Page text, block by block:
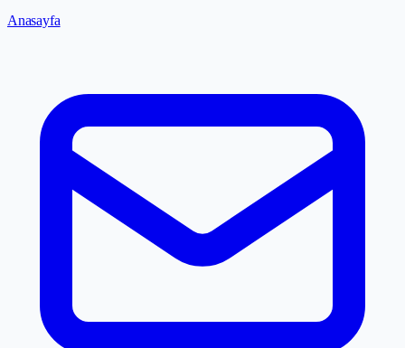
Anasayfa